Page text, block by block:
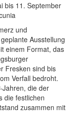
bis 11. September
und
Ausstellung
einem Format, das
Fresken sind bis
Verfall bedroht.
Jahren, die der
die festlichen
zusammen mit